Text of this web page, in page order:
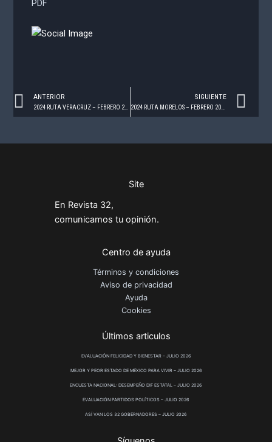
PDF
Prev
ANTERIOR SIGUIENTE
2024 RUTA MORELOS – FEBRERO 2024
Site
En Revista 32,
comunicamos tu opinión.
Centro de ayuda
Términos y condiciones
Aviso de privacidad
Ayuda
Cookies
Últimos articulos
EVALUACIÓN FELICIDAD Y BIENESTAR – JULIO 2026
MEJOR Y PEOR ESTADO DE MÉXICO PARA VIVIR – JULIO 2026
ENCUESTA NACIONAL: DESEMPEÑO DIF ESTATAL – JULIO 2026
EVALUACIÓN PARTIDOS POLÍTICOS – JULIO 2026
ASÍ VAN LOS 32 GOBERNADORES – JULIO 2026